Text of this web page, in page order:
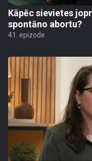
Kāpēc sievietes
spontāno abortu?
41. epizode